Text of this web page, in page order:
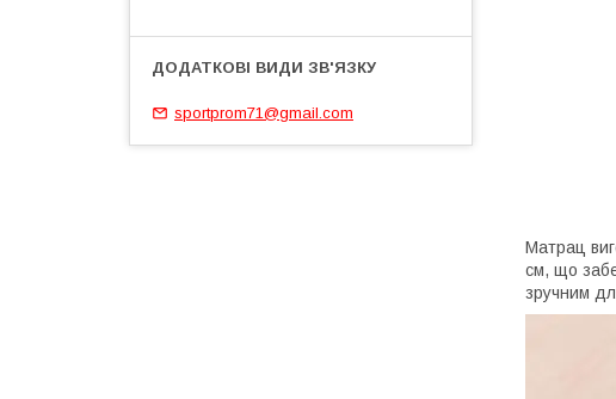
Матрац
см, що
зручним
sportprom71@gmail.com